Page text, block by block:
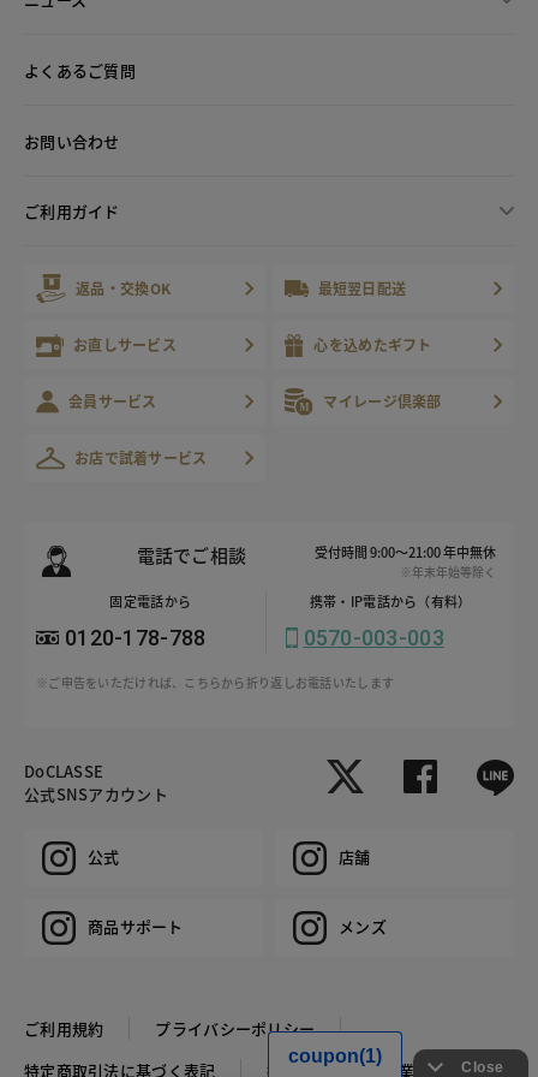
よくあるご質問
お問い合わせ
ご利用ガイド
返品・交換OK 最短翌日配送
お直しサービス 心を込めたギフト
会員サービス マイレージ倶楽部
お店で試着サービス
電話でご相談 受付時間 9:00～21:00 年中無休
※年末年始等除く
固定電話から
0120-178-788
携帯・IP電話から（有料）
0570-003-003
※ご申告をいただければ、こちらから折り返しお電話いたします
DoCLASSE
公式SNSアカウント
公式 店舗
商品サポート メンズ
ご利用規約
プライバシーポリシー
特定商取引法に基づく表記
推奨環境 企業情報